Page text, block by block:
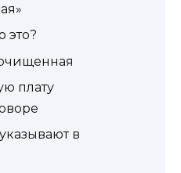
это?
плату
в